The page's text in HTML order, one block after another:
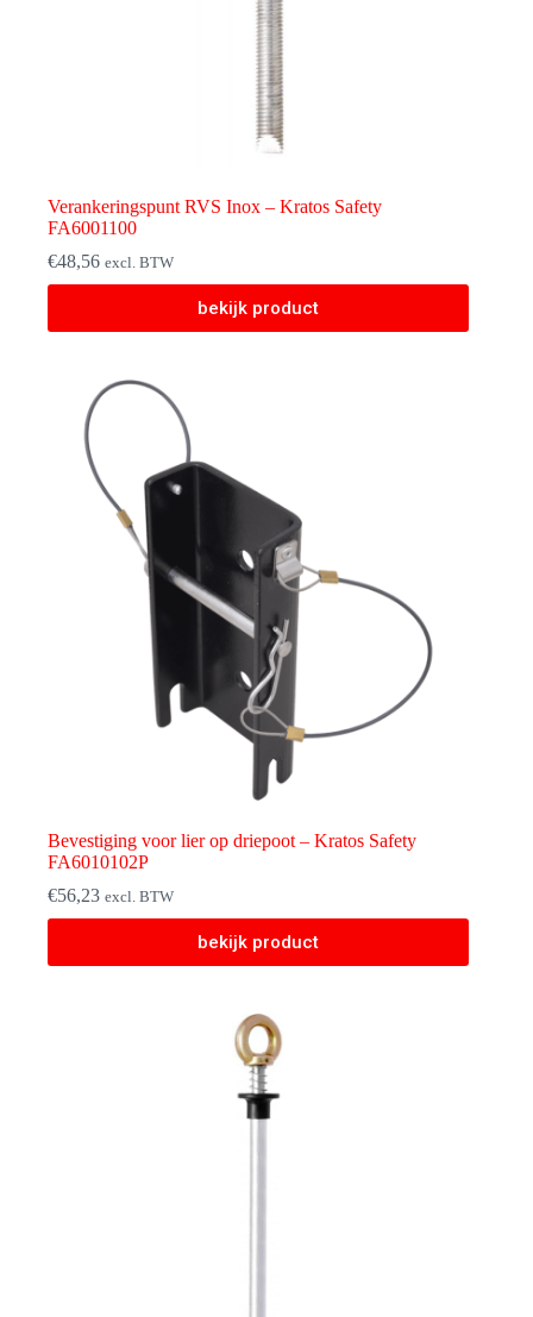
Verankeringspunt RVS Inox – Kratos Safety
FA6001100
€48,56 excl. BTW
bekijk product
Bevestiging voor lier op driepoot – Kratos Safety
FA6010102P
€56,23 excl. BTW
bekijk product